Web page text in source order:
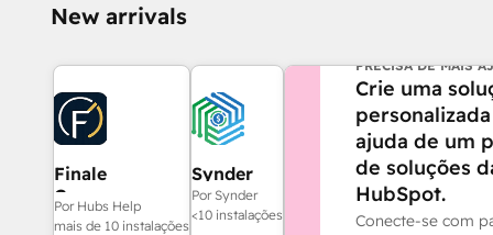
New arrivals
Finale
Composer
Por Hubs Help
mais de 10 instalações
Synder
Por Synder
<10 instalações
PRECISA DE MAIS
Crie uma
ajuda de um
de soluções
HubSpot.
Conecte-se com